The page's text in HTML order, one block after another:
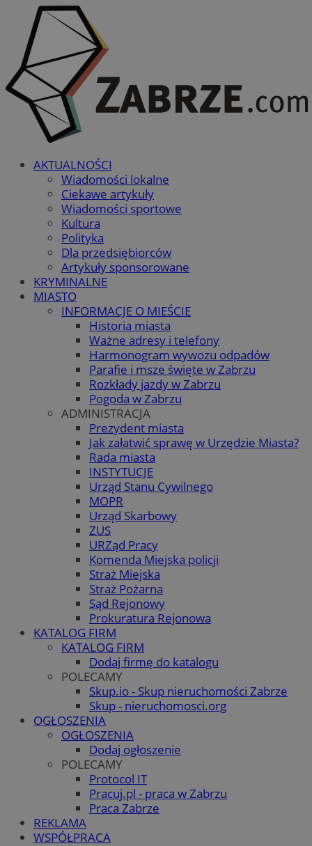
AKTUALNOŚCI
Wiadomości lokalne
Ciekawe artykuły
Wiadomości sportowe
Kultura
Polityka
Dla przedsiębiorców
Artykuły sponsorowane
KRYMINALNE
MIASTO
INFORMACJE O MIEŚCIE
Historia miasta
Ważne adresy i telefony
Harmonogram wywozu odpadów
Parafie i msze święte w Zabrzu
Rozkłady jazdy w Zabrzu
Pogoda w Zabrzu
ADMINISTRACJA
Prezydent miasta
Jak załatwić sprawę w Urzędzie Miasta?
Rada miasta
INSTYTUCJE
Urząd Stanu Cywilnego
MOPR
Urząd Skarbowy
ZUS
URZąd Pracy
Komenda Miejska policji
Straż Miejska
Straż Pożarna
Sąd Rejonowy
Prokuratura Rejonowa
KATALOG FIRM
KATALOG FIRM
Dodaj firmę do katalogu
POLECAMY
Skup.io - Skup nieruchomości Zabrze
Skup - nieruchomosci.org
OGŁOSZENIA
OGŁOSZENIA
Dodaj ogłoszenie
POLECAMY
Protocol IT
Pracuj.pl - praca w Zabrzu
Praca Zabrze
REKLAMA
WSPÓŁPRACA